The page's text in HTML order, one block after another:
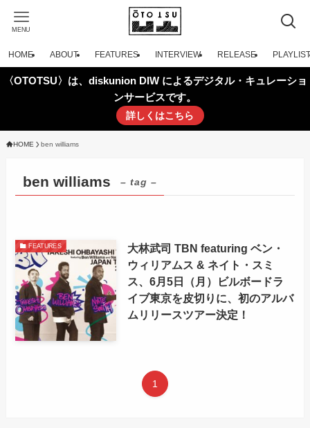
MENU
HOME ABOUT FEATURES INTERVIEW RELEASE PLAYLIST
〈OTOTSU〉は、diskunion DIW によるデジタル・キュレーショ
ンサービスです。
詳しくはこちら
HOME ben williams
ben williams – tag –
FEATURES
大林武司 TBN featuring ベン・
ウィリアムス & ネイト・スミ
ス、6月5日（月）ビルボードラ
イブ東京を皮切りに、初のアルバ
ムリリースツアー決定！
1